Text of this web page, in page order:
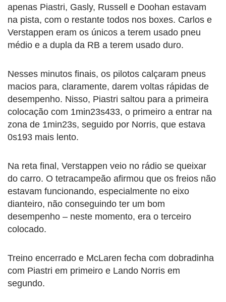
apenas Piastri, Gasly, Russell e Doohan estavam
na pista, com o restante todos nos boxes. Carlos e
Verstappen eram os únicos a terem usado pneu
médio e a dupla da RB a terem usado duro.
Nesses minutos finais, os pilotos calçaram pneus
macios para, claramente, darem voltas rápidas de
desempenho. Nisso, Piastri saltou para a primeira
colocação com 1min23s433, o primeiro a entrar na
zona de 1min23s, seguido por Norris, que estava
0s193 mais lento.
Na reta final, Verstappen veio no rádio se queixar
do carro. O tetracampeão afirmou que os freios não
estavam funcionando, especialmente no eixo
dianteiro, não conseguindo ter um bom
desempenho – neste momento, era o terceiro
colocado.
Treino encerrado e McLaren fecha com dobradinha
com Piastri em primeiro e Lando Norris em
segundo.